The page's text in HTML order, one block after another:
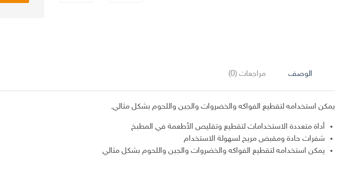
الوصف مراجعات (0)
يمكن استخدامه لتقطيع الفواكه والخضروات والجبن واللحوم بشكل مثالي.
أداة متعددة الاستخدامات لتقطيع وتقليص الأطعمة في المطبخ
شفرات حادة ومقبض مريح لسهولة الاستخدام
يمكن استخدامه لتقطيع الفواكه والخضروات والجبن واللحوم بشكل مثالي